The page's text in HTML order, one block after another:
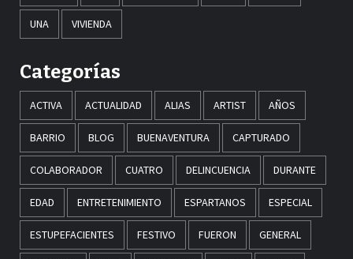
UNA VIVIENDA
Categorías
ACTIVA ACTUALIDAD ALIAS ARTIST AÑOS
BARRIO BLOG BUENAVENTURA CAPTURADO
COLABORADOR CUATRO DELINCUENCIA DURANTE
EDAD ENTRETENIMIENTO ESPARTANOS ESPECIAL
ESTUPEFACIENTES FESTIVO FUERON GENERAL